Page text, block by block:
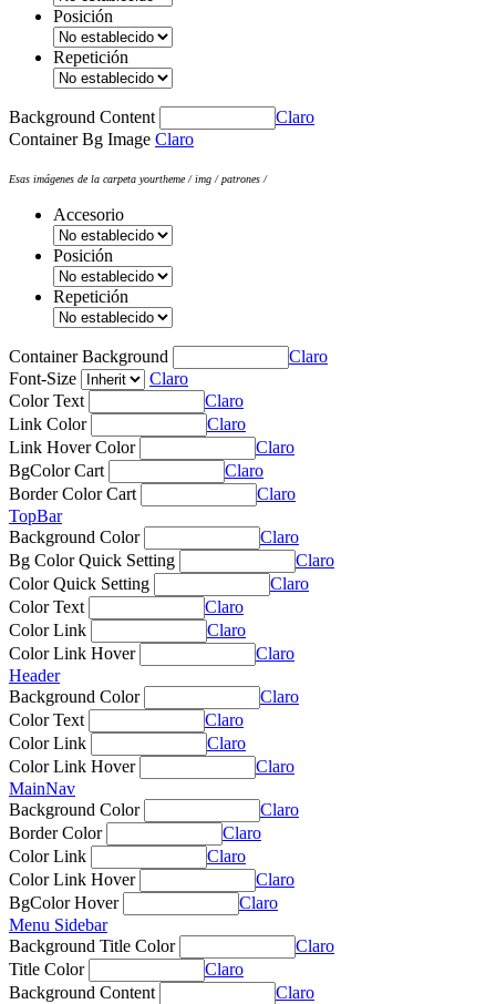
Posición
Repetición
Background Content
Claro
Container Bg Image Claro
Esas imágenes de la carpeta yourtheme / img / patrones /
Accesorio
Posición
Repetición
Container Background
Claro
Font-Size
Claro
Color Text
Claro
Link Color
Claro
Link Hover Color
Claro
BgColor Cart
Claro
Border Color Cart
Claro
TopBar
Background Color
Claro
Bg Color Quick Setting
Claro
Color Quick Setting
Claro
Color Text
Claro
Color Link
Claro
Color Link Hover
Claro
Header
Background Color
Claro
Color Text
Claro
Color Link
Claro
Color Link Hover
Claro
MainNav
Background Color
Claro
Border Color
Claro
Color Link
Claro
Color Link Hover
Claro
BgColor Hover
Claro
Menu Sidebar
Background Title Color
Claro
Title Color
Claro
Background Content
Claro